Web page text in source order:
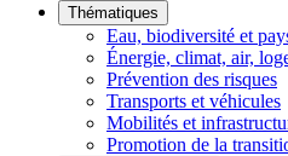
Thématiques
Eau, biodiversité et
Énergie, climat, air,
Prévention des risques
Transports et véhicules
Mobilités et
Promotion de la